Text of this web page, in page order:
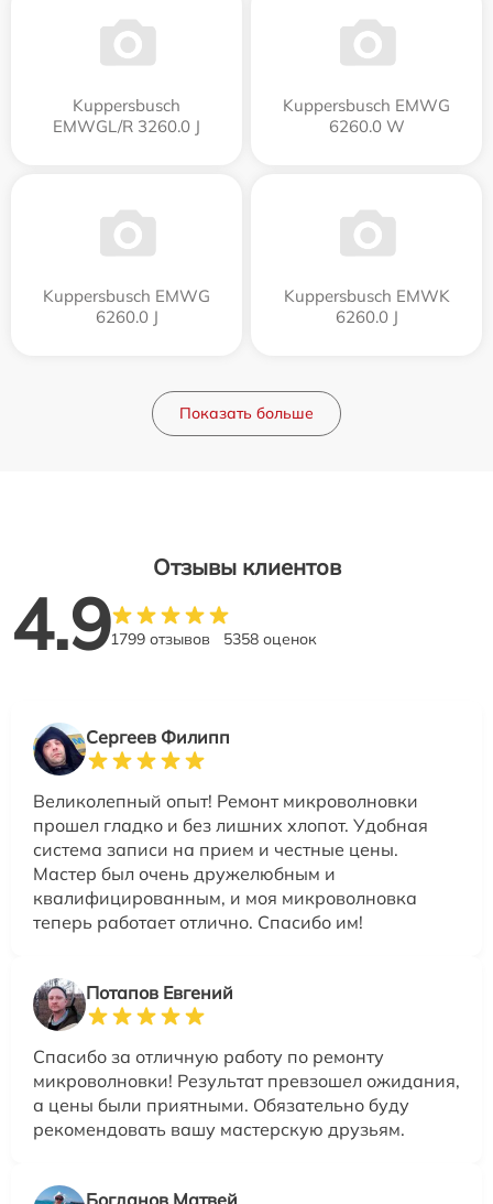
Kuppersbusch
EMWGL/R 3260.0 J
Kuppersbusch EMWG
6260.0 W
Kuppersbusch EMWG
6260.0 J
Kuppersbusch EMWK
6260.0 J
Показать больше
Отзывы клиентов
4.91799 отзывов 5358 оценок
Сергеев Филипп
Великолепный опыт! Ремонт микроволновки
прошел гладко и без лишних хлопот. Удобная
система записи на прием и честные цены.
Мастер был очень дружелюбным и
квалифицированным, и моя микроволновка
теперь работает отлично. Спасибо им!
Потапов Евгений
Спасибо за отличную работу по ремонту
микроволновки! Результат превзошел ожидания,
а цены были приятными. Обязательно буду
рекомендовать вашу мастерскую друзьям.
Богданов Матвей